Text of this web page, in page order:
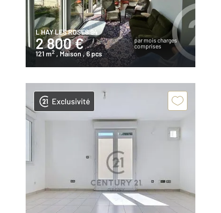
L HAY LES ROSES 94
2 800 €
par mois charges
comprises
121 m2 , Maison, 6 pcs
Exclusivité